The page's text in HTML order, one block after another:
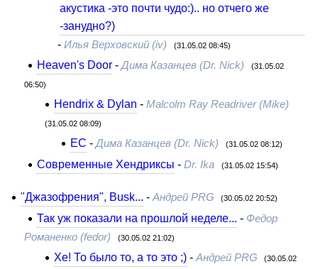
акустика -это почти чудо:).. но отчего же
-занудно?)
- Илья Верховский (iv) (31.05.02 08:45)
Heaven's Door -Дима Казанцев (Dr. Nick) (31.05.02
06:50)
Hendrix & Dylan - Malcolm Ray Readriver (Mike)
(31.05.02 08:09)
EC - Дима Казанцев (Dr. Nick) (31.05.02 08:12)
Современные Хендриксы -Dr. Ika (31.05.02 15:54)
"Джазофрения", Busk... - Андрей PRG (30.05.02 20:52)
Так уж показали на прошлой неделе... - Федор
Романенко (fedor)
(30.05.02 21:02)
Хе! То было то, а то это ;)- Андрей PRG (30.05.02